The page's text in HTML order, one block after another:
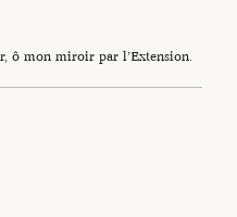
ô mon miroir par l’Extension.